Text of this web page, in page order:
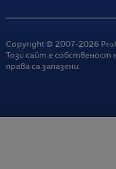
Copyright © 2007-2026
Този сайт е собственост
права са запазени.